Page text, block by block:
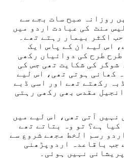
روزانہ صبح سات بجے سے
منٹ کی عبادت اردو میں
اکثر بیمار رہتے تھے۔
اس لیے ان کے پاس ایک
طرح کی دوائیاں رکھی
شوگر کی شکایت تھی جس کی
کھانی ہوتی تھی، اس لیے
رکھتے تھے اور اسی ڈبے
مقدس بھی رکھی رہتی
نہیں آتی تھی، اس لیے میں
ہے؟ تو وہ بتاتے تھے
رسم الخط مجھے شروع سے
جب باقاعدہ اردوپڑھنی